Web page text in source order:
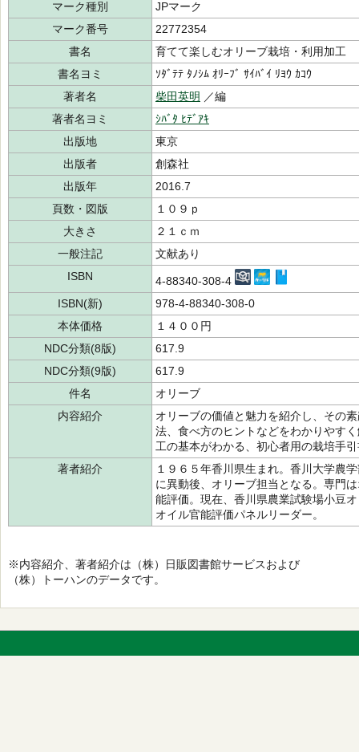
マーク種別
JPマーク
マーク番号
22772354
書名
育てて楽しむオリーブ栽培・利用加工
書名ヨミ
ｿﾀﾞﾃﾃ ﾀﾉｼﾑ ｵﾘｰﾌﾞ ｻｲﾊﾞｲ ﾘﾖｳ ｶｺｳ
著者名
柴田英明 ／編
著者名ヨミ
ｼﾊﾞﾀ ﾋﾃﾞｱｷ
出版地
東京
出版者
創森社
出版年
2016.7
頁数・図版
１０９ｐ
大きさ
２１ｃｍ
一般注記
文献あり
ISBN
4-88340-308-4
ISBN(新)
978-4-88340-308-0
本体価格
１４００円
NDC分類(8版)
617.9
NDC分類(9版)
617.9
件名
オリーブ
内容紹介
オリーブの価値と魅力を紹介し、その
法、食べ方のヒントなどをわかりやす
工の基本がわかる、初心者用の栽培手
著者紹介
１９６５年香川県生まれ。香川大学農
に異動後、オリーブ担当となる。専門
能評価。現在、香川県農業試験場小豆
オイル官能評価パネルリーダー。
※内容紹介、著者紹介は（株）日販図書館サービスおよび
（株）トーハンのデータです。